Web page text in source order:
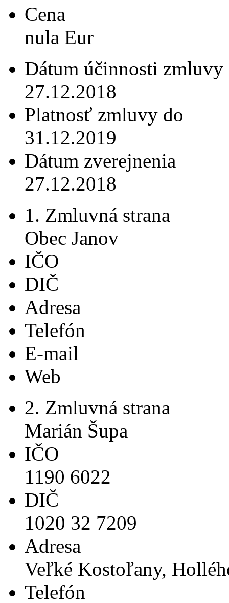
Cena
nula Eur
Dátum účinnosti zmluvy
27.12.2018
Platnosť zmluvy do
31.12.2019
Dátum zverejnenia
27.12.2018
1. Zmluvná strana
Obec Janov
IČO
DIČ
Adresa
Telefón
E-mail
Web
2. Zmluvná strana
Marián Šupa
IČO
1190 6022
DIČ
1020 32 7209
Adresa
Veľké Kostoľany,
Telefón